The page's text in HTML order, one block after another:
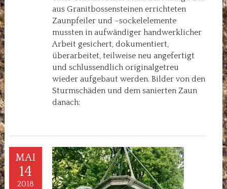
aus Granitbossensteinen errichteten
Zaunpfeiler und –sockelelemente
mussten in aufwändiger handwerklicher
Arbeit gesichert, dokumentiert,
überarbeitet, teilweise neu angefertigt
und schlussendlich originalgetreu
wieder aufgebaut werden. Bilder von den
Sturmschäden und dem sanierten Zaun
danach:
MAI
14
2018